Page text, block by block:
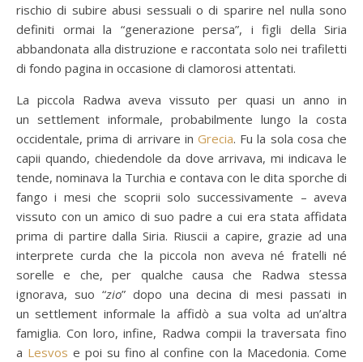
rischio di subire abusi sessuali o di sparire nel nulla sono
definiti ormai la “generazione persa”, i figli della Siria
abbandonata alla distruzione e raccontata solo nei trafiletti
di fondo pagina in occasione di clamorosi attentati.
La piccola Radwa aveva vissuto per quasi un anno in
un settlement informale, probabilmente lungo la costa
occidentale, prima di arrivare in Grecia. Fu la sola cosa che
capii quando, chiedendole da dove arrivava, mi indicava le
tende, nominava la Turchia e contava con le dita sporche di
fango i mesi che scoprii solo successivamente – aveva
vissuto con un amico di suo padre a cui era stata affidata
prima di partire dalla Siria. Riuscii a capire, grazie ad una
interprete curda che la piccola non aveva né fratelli né
sorelle e che, per qualche causa che Radwa stessa
ignorava, suo “zio” dopo una decina di mesi passati in
un settlement informale la affidò a sua volta ad un’altra
famiglia. Con loro, infine, Radwa compii la traversata fino
a Lesvos e poi su fino al confine con la Macedonia. Come